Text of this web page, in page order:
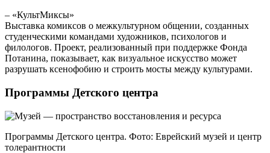
– «КультМиксы»
Выставка комиксов о межкультурном общении, созданных
студенческими командами художников, психологов и
филологов. Проект, реализованный при поддержке Фонда
Потанина, показывает, как визуальное искусство может
разрушать ксенофобию и строить мосты между культурами.
Программы Детского центра
Программы Детского центра. Фото: Еврейский музей и центр
толерантности